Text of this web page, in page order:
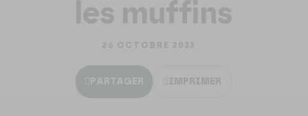
les muffins
26 OCTOBRE 2023
PARTAGER IMPRIMER